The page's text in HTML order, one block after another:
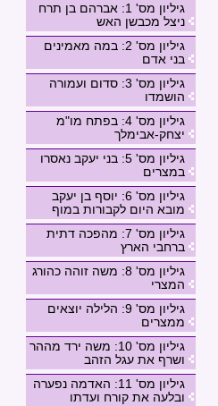
גיליון מס' 1: אברהם בן תרח
ניצל מכבשן האש
גיליון מס' 2: במה מאמינים
בני אדם
גיליון מס' 3: סדום ועמורה
הושמדו
גיליון מס' 4: בפתח מו"מ
יצחק-אבימלך
גיליון מס' 5: בני יעקב נאסרו
במצרים
גיליון מס' 6: יוסף בן יעקב
מובא היום לקבורות במוף
גיליון מס' 7: מהפכה דתית
ברחבי הארץ
גיליון מס' 8: משה זוהה כהורג
המצרי
גיליון מס' 9: הלילה יוצאים
ממצרים
גיליון מס' 10: משה ירד מההר
ושרף את עגל הזהב
גיליון מס' 11: האדמה נפערה
ובלעה את קורח ועדתו